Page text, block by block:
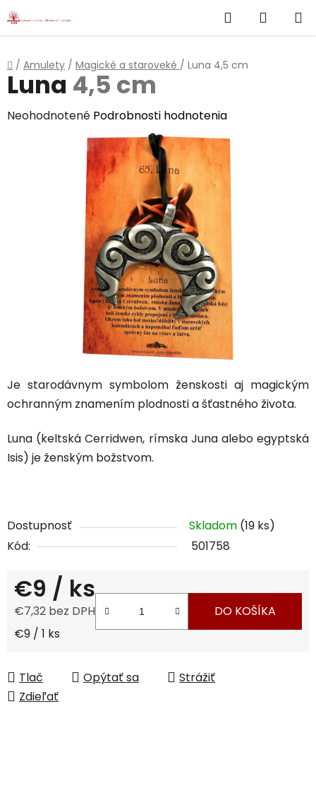
Prejsť
na
Hľadať
KOŠÍK
Domov
/ Amulety / Magické a staroveké / Luna 4,5 cm
Je starodávnym symbolom ženskosti aj magickým
ochranným znamením plodnosti a šťastného života.
Luna (keltská Cerridwen, rímska Juna alebo egyptská
Isis) je ženským božstvom.
Dostupnosť Skladom (19 ks)
Kód:
501758
€9 / ks
€7,32 bez DPH
Jednotková cena:
€9 / 1 ks
DO KOŠÍKA
Tlač Opýtať sa
Strážiť
Zdieľať
Luna 4,5 cm
Priemerné
Neohodnotené Podrobnosti hodnotenia